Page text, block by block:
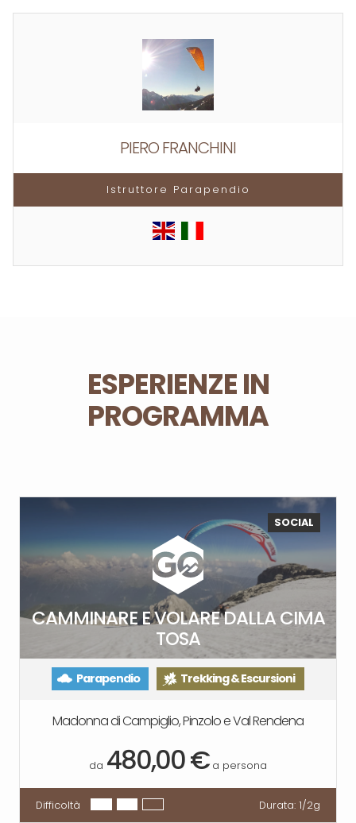
PIERO FRANCHINI
Istruttore Parapendio
ESPERIENZE IN
PROGRAMMA
CAMMINARE E VOLARE DALLA CIMA
TOSA
SOCIAL
Parapendio Trekking & Escursioni
Madonna di Campiglio, Pinzolo e Val Rendena
da 480,00 € a persona
Difficoltà Durata: 1/2g